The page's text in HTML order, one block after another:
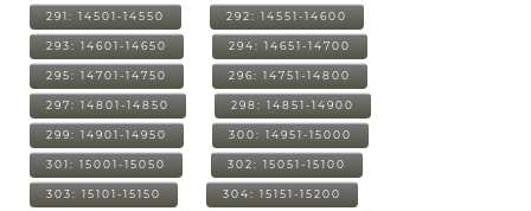
291: 14501-14550 292: 14551-14600
293: 14601-14650 294: 14651-14700
295: 14701-14750 296: 14751-14800
297: 14801-14850 298: 14851-14900
299: 14901-14950 300: 14951-15000
301: 15001-15050 302: 15051-15100
303: 15101-15150 304: 15151-15200